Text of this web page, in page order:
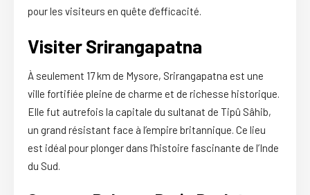
pour les visiteurs en quête d’efficacité.
Visiter Srirangapatna
À seulement 17 km de Mysore, Srirangapatna est une
ville fortifiée pleine de charme et de richesse historique.
Elle fut autrefois la capitale du sultanat de Tipû Sâhib,
un grand résistant face à l’empire britannique. Ce lieu
est idéal pour plonger dans l’histoire fascinante de l’Inde
du Sud.